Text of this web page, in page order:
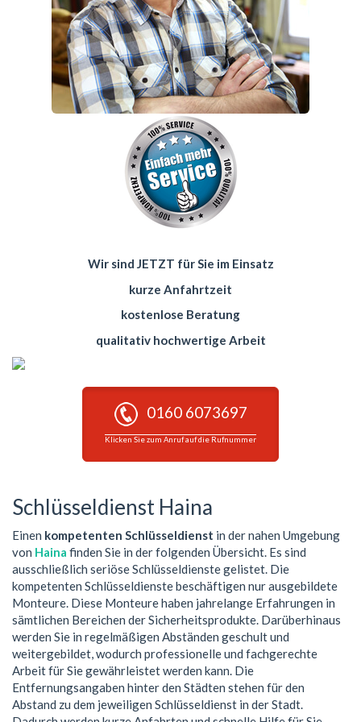
Wir sind JETZT für Sie im Einsatz
kurze Anfahrtzeit
kostenlose Beratung
qualitativ hochwertige Arbeit
0160 6073697
Klicken Sie zum Anruf auf die Rufnummer
Schlüsseldienst Haina
Einen kompetenten Schlüsseldienst in der nahen Umgebung
von Haina finden Sie in der folgenden Übersicht. Es sind
ausschließlich seriöse Schlüsseldienste gelistet. Die
kompetenten Schlüsseldienste beschäftigen nur ausgebildete
Monteure. Diese Monteure haben jahrelange Erfahrungen in
sämtlichen Bereichen der Sicherheitsprodukte. Darüberhinaus
werden Sie in regelmäßigen Abständen geschult und
weitergebildet, wodurch professionelle und fachgerechte
Arbeit für Sie gewährleistet werden kann. Die
Entfernungsangaben hinter den Städten stehen für den
Abstand zu dem jeweiligen Schlüsseldienst in der Stadt.